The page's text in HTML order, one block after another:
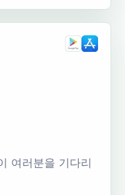
여러분을 기다리